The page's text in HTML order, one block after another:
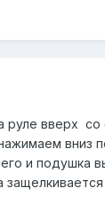
вверх
вниз
и подушка